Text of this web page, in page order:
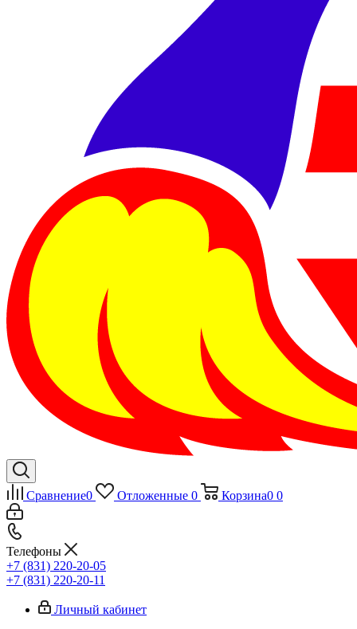
Сравнение0 Отложенные 0 Корзина0 0
Телефоны
+7 (831) 220-20-05
+7 (831) 220-20-11
Личный кабинет